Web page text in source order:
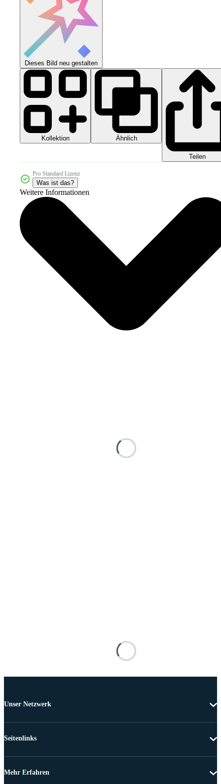
Dieses Bild neu gestalten
Kollektion Ähnlich
Teilen
Pro Standard Lizenz
Was ist das?
Weitere Informationen
Unser Netzwerk
Seitenlinks
Mehr Erfahren